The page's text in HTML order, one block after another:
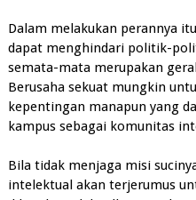
Dalam melakukan perannya
dapat menghindari politik-
semata-mata merupakan
Berusaha sekuat mungkin
kepentingan manapun yang
kampus sebagai komunitas
Bila tidak menjaga misi
intelektual akan terjerumus